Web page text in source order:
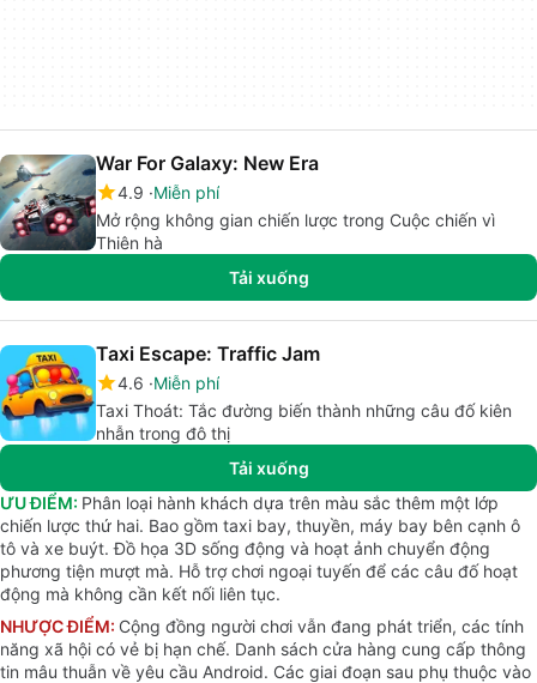
War For Galaxy: New Era
4.9 Miễn phí
Mở rộng không gian chiến lược trong Cuộc chiến vì
Thiên hà
Tải xuống
Taxi Escape: Traffic Jam
4.6 Miễn phí
Taxi Thoát: Tắc đường biến thành những câu đố kiên
nhẫn trong đô thị
Tải xuống
ƯU ĐIỂM: Phân loại hành khách dựa trên màu sắc thêm một lớp
chiến lược thứ hai. Bao gồm taxi bay, thuyền, máy bay bên cạnh ô
tô và xe buýt. Đồ họa 3D sống động và hoạt ảnh chuyển động
phương tiện mượt mà. Hỗ trợ chơi ngoại tuyến để các câu đố hoạt
động mà không cần kết nối liên tục.
NHƯỢC ĐIỂM: Cộng đồng người chơi vẫn đang phát triển, các tính
năng xã hội có vẻ bị hạn chế. Danh sách cửa hàng cung cấp thông
tin mâu thuẫn về yêu cầu Android. Các giai đoạn sau phụ thuộc vào